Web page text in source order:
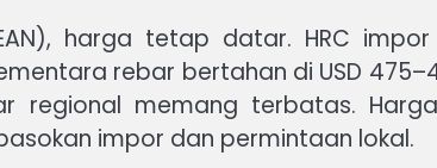
harga tetap datar. HRC
rebar bertahan di USD
regional memang terbatas.
impor dan permintaan lokal.